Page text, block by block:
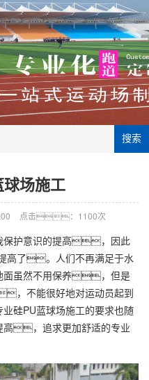
搜索
场施工
点击：1100次
护意识的提高，因此
高了。人们不再满足于水
虽然不用保养，但是
，不能很好地对运动员起到
PU蓝球场施工的要求也随
，追求更加舒适的专业